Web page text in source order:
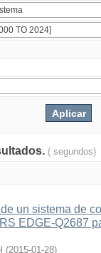
( segundos)
un sistema de
EDGE-Q2687
(2015-01-28)